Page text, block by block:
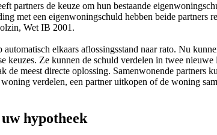
partners de keuze om hun bestaande
met een eigenwoningschuld hebben beide partners
Wet IB 2001.
elkaars aflossingsstand naar rato. Nu
keuzes. Ze kunnen de schuld verdelen in twee
de meest directe oplossing. Samenwonende
verdelen, een partner uitkopen of de woning
hypotheek